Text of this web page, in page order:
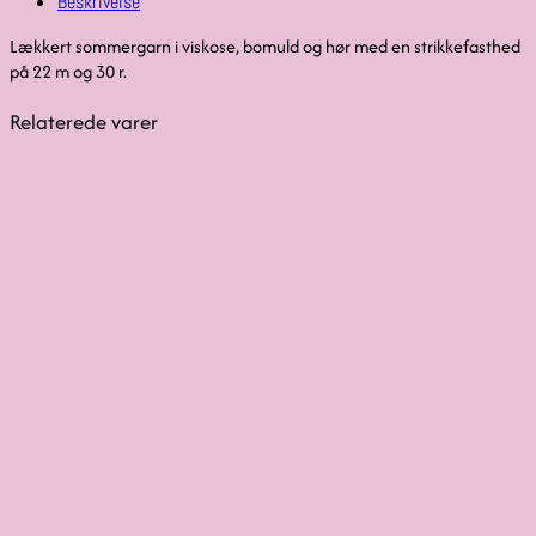
Lækkert sommergarn i viskose, bomuld og hør med en strikkefasthed
på 22 m og 30 r.
Relaterede varer